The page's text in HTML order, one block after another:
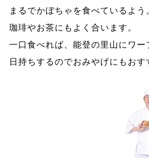
まるでかぼちゃを食べているよう
珈琲やお茶にもよく合います。
一口食べれば、能登の里山にワー
日持ちするのでおみやげにもおす